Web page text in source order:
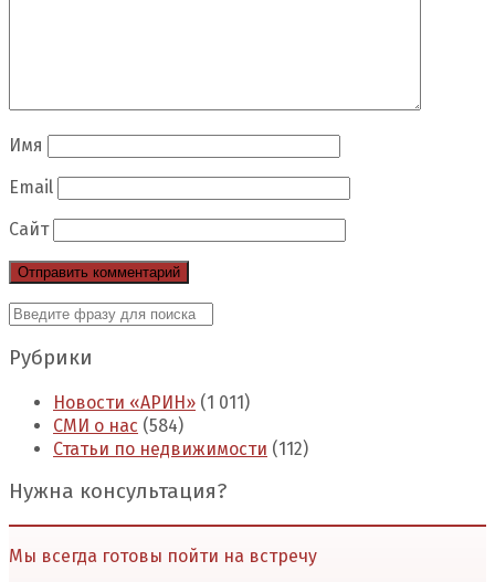
Имя
Email
Сайт
Рубрики
Новости «АРИН» (1 011)
СМИ о нас (584)
Статьи по недвижимости (112)
Нужна консультация?
Мы всегда готовы пойти на встречу